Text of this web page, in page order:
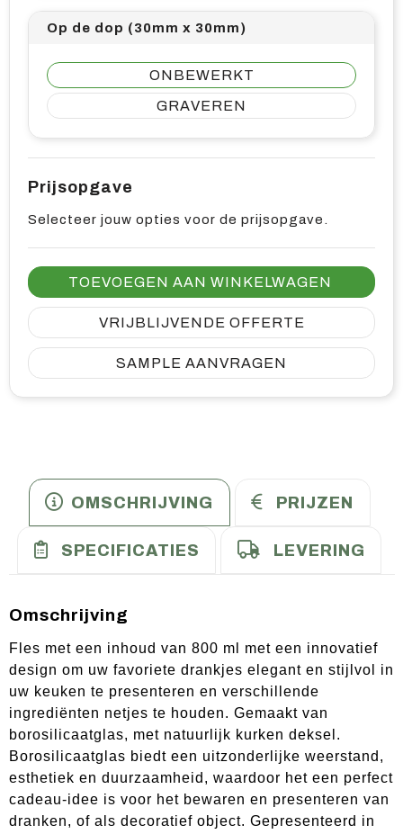
Op de dop (30mm x 30mm)
ONBEWERKT
GRAVEREN
Prijsopgave
Selecteer jouw opties voor de prijsopgave.
TOEVOEGEN AAN WINKELWAGEN
VRIJBLIJVENDE OFFERTE
SAMPLE AANVRAGEN
OMSCHRIJVING PRIJZEN
SPECIFICATIES LEVERING
Omschrijving
Fles met een inhoud van 800 ml met een innovatief
design om uw favoriete drankjes elegant en stijlvol in
uw keuken te presenteren en verschillende
ingrediënten netjes te houden. Gemaakt van
borosilicaatglas, met natuurlijk kurken deksel.
Borosilicaatglas biedt een uitzonderlijke weerstand,
esthetiek en duurzaamheid, waardoor het een perfect
cadeau-idee is voor het bewaren en presenteren van
dranken, of als decoratief object. Gepresenteerd in